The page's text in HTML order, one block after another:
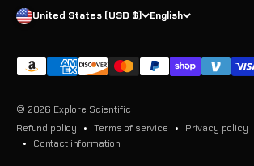
United States (USD $) English
© 2026 Explore Scientific
Refund policy
Terms of service Privacy policy
Contact information